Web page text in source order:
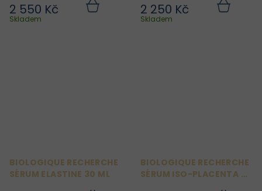
2 550 Kč
Skladem
ML
2 250 Kč
Skladem
BIOLOGIQUE RECHERCHE
SÉRUM ELASTINE 30 ML
BIOLOGIQUE RECHERCHE
SÉRUM ISO-PLACENTA 30